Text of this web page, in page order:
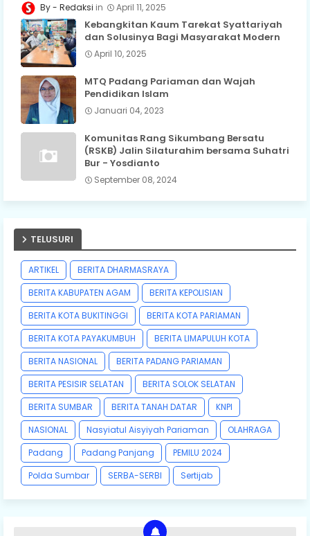
Redaksi April 11, 2025
Kebangkitan Kaum Tarekat Syattariyah
dan Solusinya Bagi Masyarakat Modern
April 10, 2025
MTQ Padang Pariaman dan Wajah
Pendidikan Islam
Januari 04, 2023
Komunitas Rang Sikumbang Bersatu
(RSKB) Jalin Silaturahim bersama Suhatri
Bur - Yosdianto
September 08, 2024
TELUSURI
ARTIKEL
BERITA DHARMASRAYA
BERITA KABUPATEN AGAM
BERITA KEPOLISIAN
BERITA KOTA BUKITINGGI
BERITA KOTA PARIAMAN
BERITA KOTA PAYAKUMBUH
BERITA LIMAPULUH KOTA
BERITA NASIONAL
BERITA PADANG PARIAMAN
BERITA PESISIR SELATAN
BERITA SOLOK SELATAN
BERITA SUMBAR
BERITA TANAH DATAR
KNPI
NASIONAL
Nasyiatul Aisyiyah Pariaman
OLAHRAGA
Padang
Padang Panjang
PEMILU 2024
Polda Sumbar
SERBA-SERBI Sertijab